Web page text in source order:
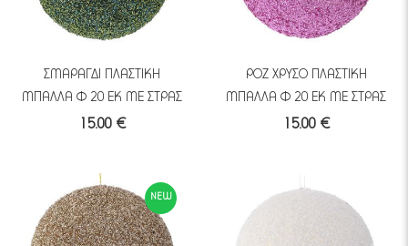
ΣΜΑΡΑΓΔΙ ΠΛΑΣΤΙΚΗ
ΜΠΑΛΛΑ Φ 20 ΕΚ ΜΕ ΣΤΡΑΣ
15.00 €
ΡΟΖ ΧΡΥΣΟ ΠΛΑΣΤΙΚΗ
ΜΠΑΛΛΑ Φ 20 ΕΚ ΜΕ ΣΤΡΑΣ
15.00 €
NEW